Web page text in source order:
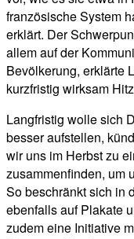
französische System
erklärt. Der
allem auf der
Bevölkerung, erklärte
kurzfristig wirksam
Langfristig wolle sich
besser aufstellen,
wir uns im Herbst zu
zusammenfinden, um
So beschränkt sich in
ebenfalls auf Plakate
zudem eine Initiative